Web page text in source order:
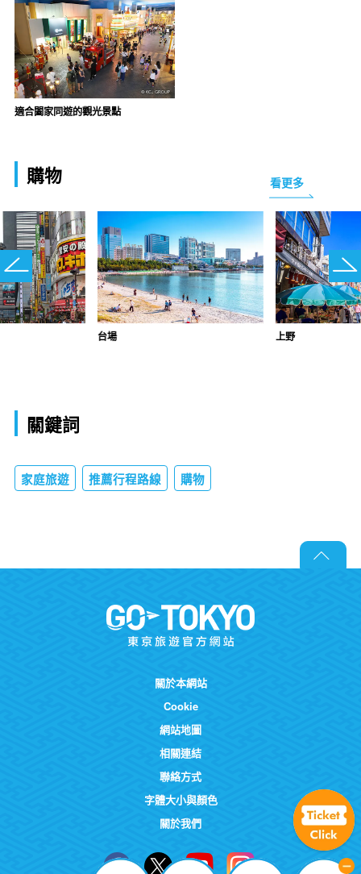
適合闔家同遊的觀光景點
購物 看更多
台場 上野
關鍵詞
家庭旅遊 推薦行程路線 購物
關於本網站
Cookie
網站地圖
相關連結
聯絡方式
字體大小與顏色
關於我們